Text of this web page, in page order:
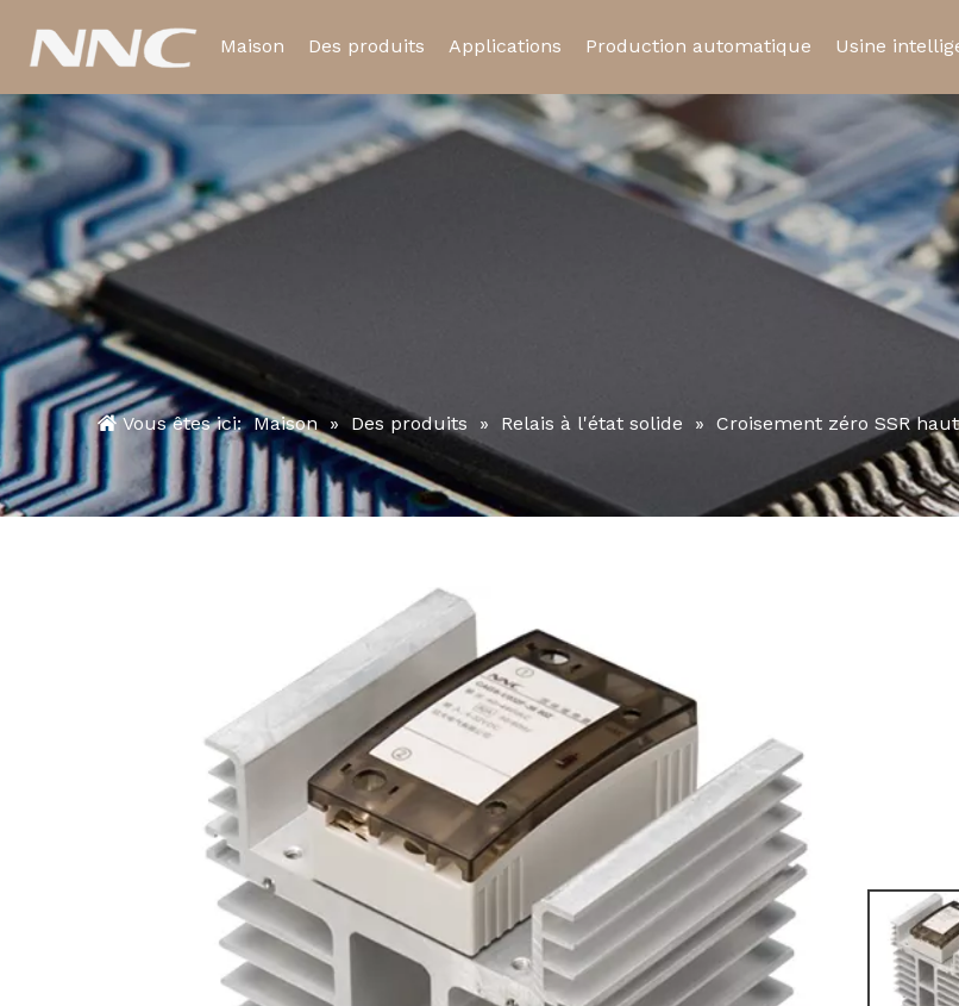
Maison Des produits
Relais électromagnétique Relais statique
Prise de relais
Applications Production automatique Usine
Vous êtes ici: Maison » Des produits » Relais à l'état solide » Croisement zéro SSR